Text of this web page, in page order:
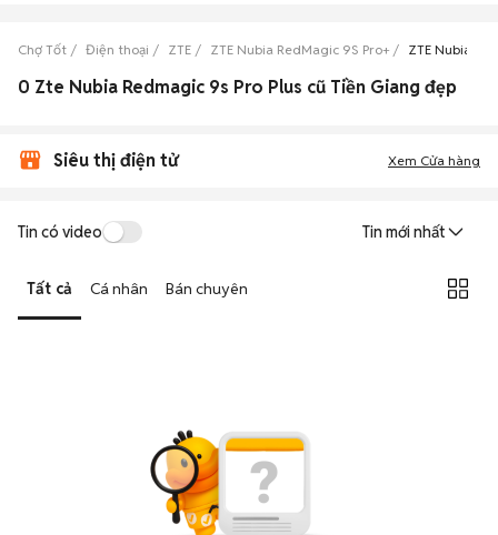
Chợ Tốt Điện thoại ZTE ZTE Nubia RedMagic 9S Pro+ ZTE Nubia
0 Zte Nubia Redmagic 9s Pro Plus cũ Tiền Giang đẹp
Siêu thị điện tử Xem Cửa hàng
Tin có video Tin mới nhất
Tất cả Cá nhân Bán chuyên